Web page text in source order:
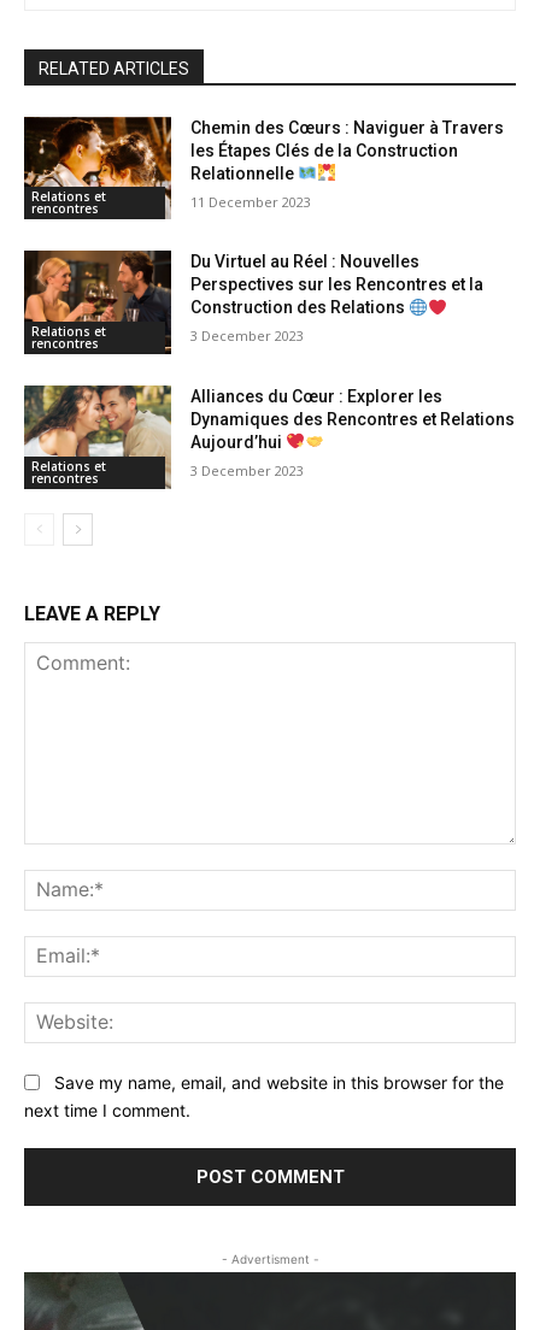
RELATED ARTICLES
Relations et
rencontres
Chemin des Cœurs : Naviguer à Travers
les Étapes Clés de la Construction
Relationnelle
11 December 2023
Relations et
rencontres
Du Virtuel au Réel : Nouvelles
Perspectives sur les Rencontres et la
Construction des Relations
3 December 2023
Relations et
rencontres
Alliances du Cœur : Explorer les
Dynamiques des Rencontres et Relations
Aujourd’hui
3 December 2023
LEAVE A REPLY
Save my name, email, and website in this browser for the
next time I comment.
- Advertisment -